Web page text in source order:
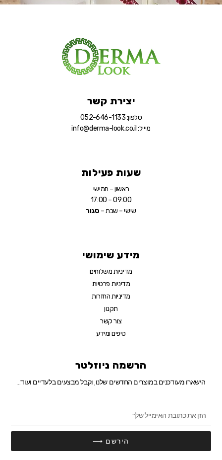
יצירת קשר
טלפון: 052-646-1133
מיייל: info@derma-look.co.il
שעות פעילות
ראשון – חמישי
09:00 – 17:00
שישי – שבת – סגור
מידע שימושי
מדיניות משלוחים
מדיניות פרטיות
מדיניות החזרות
תקנון
צור קשר
טיפים ומידע
הרשמה ניוזלטר
הישארו מעודכנים במוצרים החדשים שלנו, וקבל מבצעים בלעדיים ועוד…
הירשם ⟶